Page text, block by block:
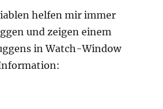
helfen mir immer
und zeigen einem
in Watch-Window